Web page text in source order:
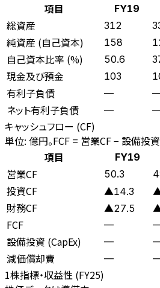
項目
FY19
総資産 312
純資産 (自己資本) 158
自己資本比率 (%) 50.6
現金及び預金 103
有利子負債 —
ネット有利子負債 —
キャッシュフロー (CF)
単位: 億円。FCF = 営業CF − 設備投資
項目
FY19
営業CF 50.3
投資CF ▲14.3
財務CF ▲27.5
FCF —
設備投資 (CapEx) —
減価償却費 —
1株指標・収益性 (FY25)